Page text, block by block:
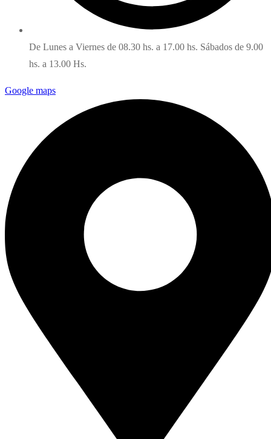
De Lunes a Viernes de 08.30 hs. a 17.00 hs. Sábados de 9.00
hs. a 13.00 Hs.
Google maps